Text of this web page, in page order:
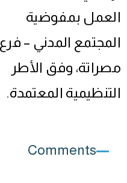
العمل بمفوضية
المجتمع المدني – فرع
مصراتة، وفق الأطر
التنظيمية المعتمدة.
Comments